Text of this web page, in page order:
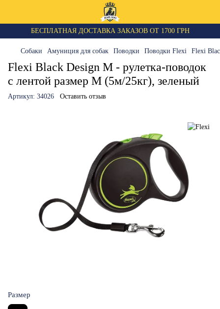
БЕСПЛАТНАЯ ДОСТАВКА ЗАКАЗОВ ОТ 1700 ГРН
Собаки Амуниция для собак Поводки Поводки Flexi Flexi
Flexi Black Design M - рулетка-поводок
с лентой размер M (5м/25кг), зеленый
Артикул: 34026 Оставить отзыв
Размер